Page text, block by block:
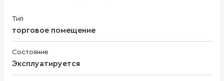
Тип
торговое помещение
Состояние
Эксплуатируется